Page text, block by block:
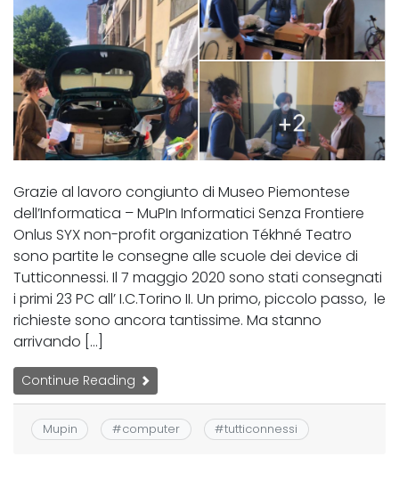
Grazie al lavoro congiunto di Museo Piemontese
dell’Informatica – MuPIn Informatici Senza Frontiere
Onlus SYX non-profit organization Tékhné Teatro
sono partite le consegne alle scuole dei device di
Tutticonnessi. Il 7 maggio 2020 sono stati consegnati
i primi 23 PC all’ I.C.Torino II. Un primo, piccolo passo, le
richieste sono ancora tantissime. Ma stanno
arrivando […]
Continue Reading
Mupin #computer #tutticonnessi